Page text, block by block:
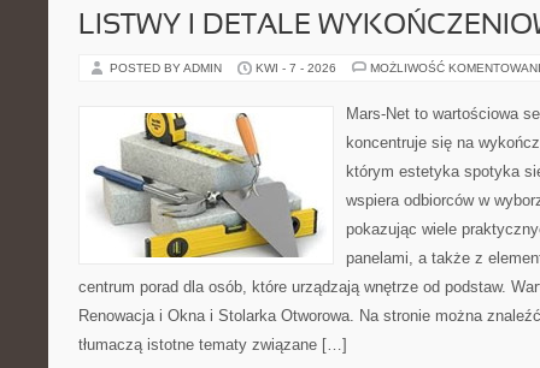
LISTWY I DETALE
POSTED BY ADMIN KWI - 7 - 2026 MOŻLIWOŚĆ
Mars-Net to wartościowa
koncentruje się na
którym estetyka spotyka
wspiera odbiorców w
pokazując wiele
panelami, a także z
centrum porad dla osób, które urządzają wnętrze od podstaw.
Renowacja i Okna i Stolarka Otworowa. Na stronie można
tłumaczą istotne tematy związane […]